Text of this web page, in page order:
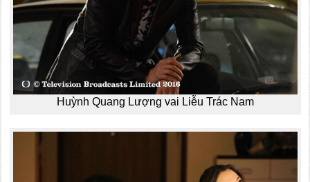
Huỳnh Quang Lượng vai Liễu Trác Nam